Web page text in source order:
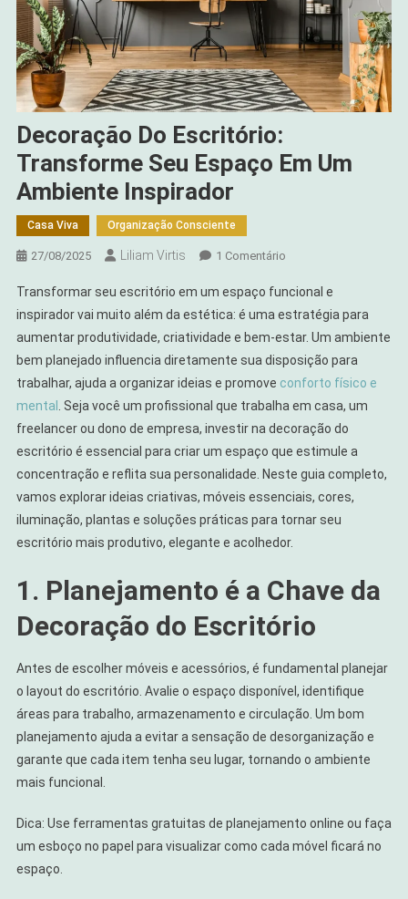
Decoração Do Escritório:
Transforme Seu Espaço Em Um
Ambiente Inspirador
Casa Viva Organização Consciente
27/08/2025 Liliam Virtis 1 ComentárioEm
Do
Escritório:
Transforme
Seu
Espaço
Em
Ambiente
Transformar seu escritório em um espaço funcional e
inspirador vai muito além da estética: é uma estratégia para
aumentar produtividade, criatividade e bem-estar. Um ambiente
bem planejado influencia diretamente sua disposição para
trabalhar, ajuda a organizar ideias e promove conforto físico e
mental
. Seja você um profissional que trabalha em casa, um
freelancer ou dono de empresa, investir na decoração do
escritório é essencial para criar um espaço que estimule a
concentração e reflita sua personalidade. Neste guia completo,
vamos explorar ideias criativas, móveis essenciais, cores,
iluminação, plantas e soluções práticas para tornar seu
escritório mais produtivo, elegante e acolhedor.
1. Planejamento é a Chave da
Decoração do Escritório
Antes de escolher móveis e acessórios, é fundamental planejar
o layout do escritório. Avalie o espaço disponível, identifique
áreas para trabalho, armazenamento e circulação. Um bom
planejamento ajuda a evitar a sensação de desorganização e
garante que cada item tenha seu lugar, tornando o ambiente
mais funcional.
Dica: Use ferramentas gratuitas de planejamento online ou faça
um esboço no papel para visualizar como cada móvel ficará no
espaço.